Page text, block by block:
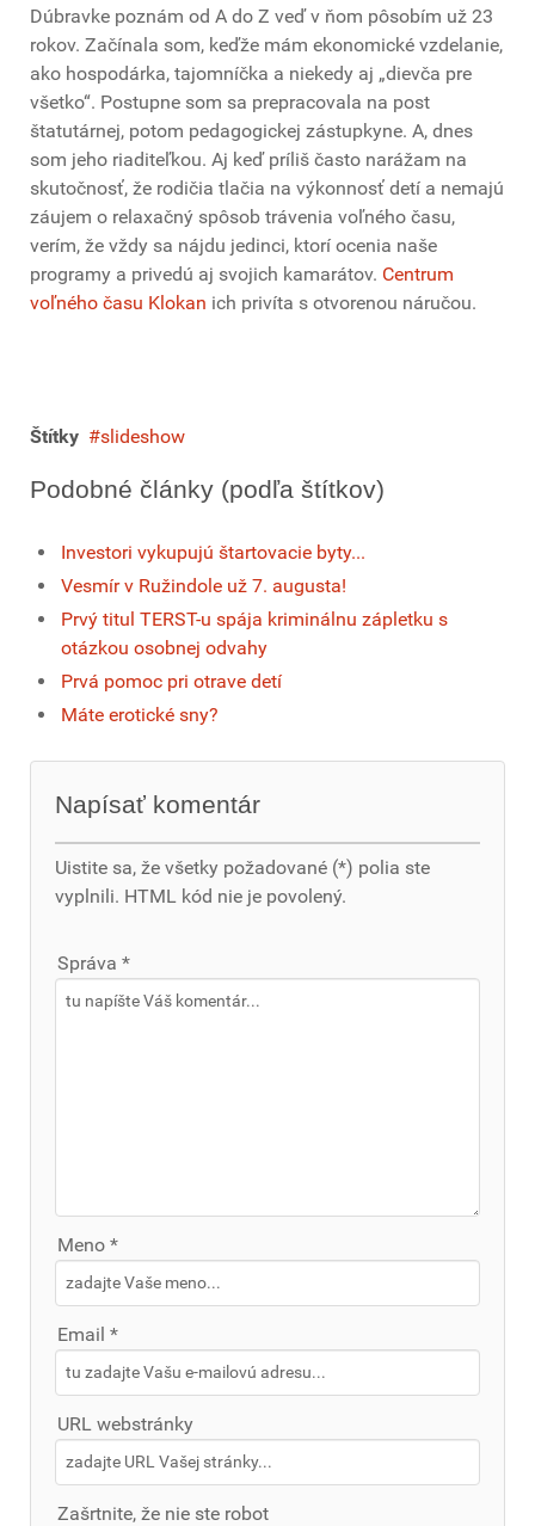
Dúbravke poznám od A do Z veď v ňom pôsobím už 23
rokov. Začínala som, keďže mám ekonomické vzdelanie,
ako hospodárka, tajomníčka a niekedy aj „dievča pre
všetko“. Postupne som sa prepracovala na post
štatutárnej, potom pedagogickej zástupkyne. A, dnes
som jeho riaditeľkou. Aj keď príliš často narážam na
skutočnosť, že rodičia tlačia na výkonnosť detí a nemajú
záujem o relaxačný spôsob trávenia voľného času,
verím, že vždy sa nájdu jedinci, ktorí ocenia naše
programy a privedú aj svojich kamarátov. Centrum
voľného času Klokan ich privíta s otvorenou náručou.
Štítky slideshow
Podobné články (podľa štítkov)
Investori vykupujú štartovacie byty...
Vesmír v Ružindole už 7. augusta!
Prvý titul TERST-u spája kriminálnu zápletku s
otázkou osobnej odvahy
Prvá pomoc pri otrave detí
Máte erotické sny?
Napísať komentár
Uistite sa, že všetky požadované (*) polia ste
vyplnili. HTML kód nie je povolený.
Správa *
Meno *
Email *
URL webstránky
Zašrtnite, že nie ste robot